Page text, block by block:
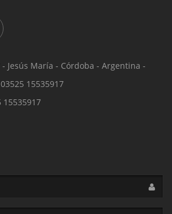
- Jesús María - Córdoba - Argentina -
15535917
15535917